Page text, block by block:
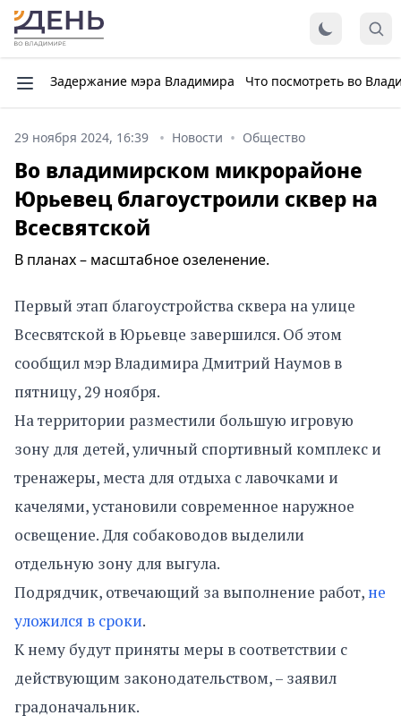
Задержание мэра Владимира Что посмотреть во
29 ноября 2024, 16:39 Новости Общество
Во владимирском микрорайоне
Юрьевец благоустроили сквер на
Всесвятской
В планах – масштабное озеленение.
Первый этап благоустройства сквера на улице
Всесвятской в Юрьевце завершился. Об этом
сообщил мэр Владимира Дмитрий Наумов в
пятницу, 29 ноября.
На территории разместили большую игровую
зону для детей, уличный спортивный комплекс и
тренажеры, места для отдыха с лавочками и
качелями, установили современное наружное
освещение. Для собаководов выделили
отдельную зону для выгула.
Подрядчик, отвечающий за выполнение работ, не
уложился в сроки.
К нему будут приняты меры в соответствии с
действующим законодательством, – заявил
градоначальник.